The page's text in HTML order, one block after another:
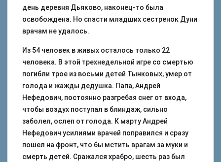
день деревня Дьяково, наконец-то была
освобождена. Но спасти младших сестренок Дуни
врачам не удалось.
Из 54 человек в живых осталось только 22
человека. В этой трехнедельной игре со смертью
погибли трое из восьми детей Тынковых, умер от
голода и жажды дедушка. Папа, Андрей
Нефедович, постоянно разгребая снег от входа,
чтобы воздух поступал в блиндаж, сильно
заболел, ослеп от голода. К марту Андрей
Нефедович усилиями врачей поправился и сразу
пошел на фронт, что бы мстить врагам за муки и
смерть детей. Сражался храбро, шесть раз был